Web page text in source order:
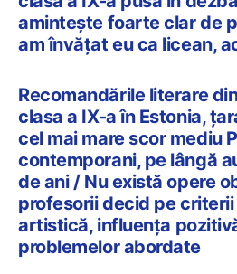
amintește foarte clar de
am învățat eu ca licean,
Recomandările literare
clasa a IX-a în Estonia,
cel mai mare scor mediu
contemporani, pe lângă
de ani / Nu există opere
profesorii decid pe criterii
artistică, influența
problemelor abordate